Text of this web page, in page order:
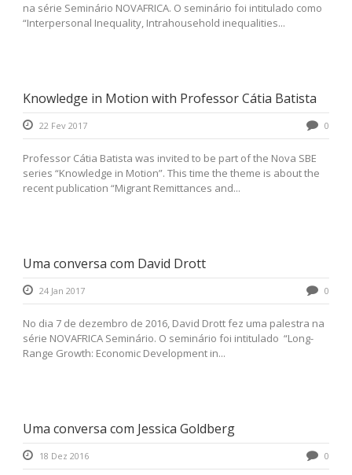
na série Seminário NOVAFRICA. O seminário foi intitulado como
“Interpersonal Inequality, Intrahousehold inequalities...
Knowledge in Motion with Professor Cátia Batista
22 Fev 2017 0
Professor Cátia Batista was invited to be part of the Nova SBE
series “Knowledge in Motion”. This time the theme is about the
recent publication “Migrant Remittances and...
Uma conversa com David Drott
24 Jan 2017 0
No dia 7 de dezembro de 2016, David Drott fez uma palestra na
série NOVAFRICA Seminário. O seminário foi intitulado “Long-
Range Growth: Economic Development in...
Uma conversa com Jessica Goldberg
18 Dez 2016 0